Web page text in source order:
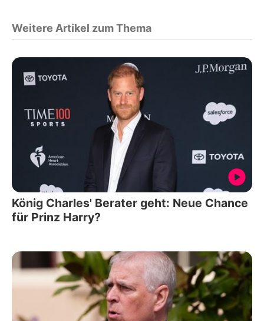
Weitere Artikel zum Thema
König Charles' Berater geht: Neue Chance
für Prinz Harry?